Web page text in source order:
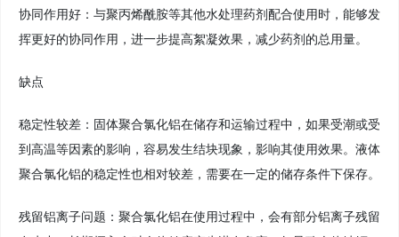
协同作用好：与聚丙烯酰胺等其他水处理药剂配合使用时，能够发
挥更好的协同作用，进一步提高絮凝效果，减少药剂的总用量。
缺点
稳定性较差：固体聚合氯化铝在储存和运输过程中，如果受潮或受
到高温等因素的影响，容易发生结块现象，影响其使用效果。液体
聚合氯化铝的稳定性也相对较差，需要在一定的储存条件下保存。
残留铝离子问题：聚合氯化铝在使用过程中，会有部分铝离子残留